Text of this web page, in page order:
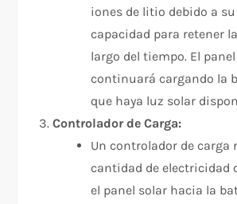
iones de litio debido a
capacidad para retener
largo del tiempo. El
continuará cargando la
que haya luz solar
Controlador de Carga:
Un controlador de carga
cantidad de electricidad
el panel solar hacia la